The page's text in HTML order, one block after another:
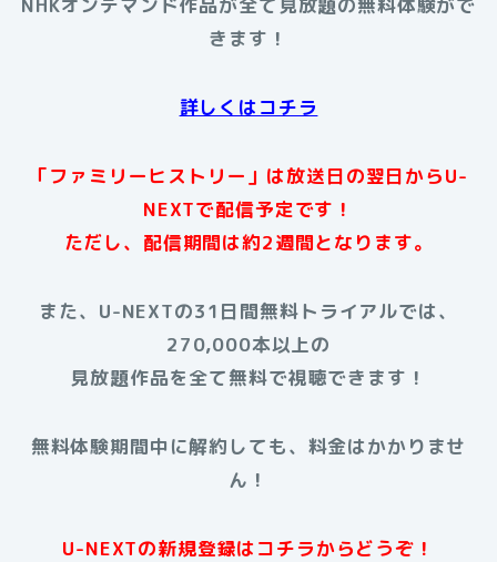
きます！
詳しくはコチラ
「ファミリーヒストリー」は放送日の翌日からU-
NEXTで配信予定です！
ただし、配信期間は約2週間となります。
また、U-NEXTの31日間無料トライアルでは、
270,000本以上の
見放題作品を全て無料で視聴できます！
無料体験期間中に解約しても、料金はかかりませ
ん！
U-NEXTの新規登録はコチラからどうぞ！